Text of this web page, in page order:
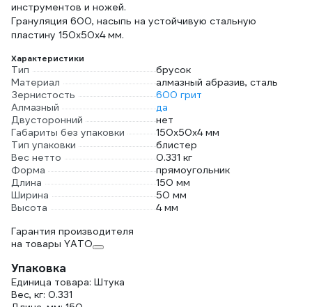
инструментов и ножей.
Грануляция 600, насыпь на устойчивую стальную
пластину 150х50х4 мм.
Характеристики
Тип
брусок
Материал
алмазный абразив, сталь
Зернистость
600 грит
Алмазный
да
Двусторонний
нет
Габариты без упаковки
150х50х4 мм
Тип упаковки
блистер
Вес нетто
0.331 кг
Форма
прямоугольник
Длина
150 мм
Ширина
50 мм
Высота
4 мм
Гарантия производителя
на товары YATO
Упаковка
Единица товара: Штука
Вес, кг: 0.331